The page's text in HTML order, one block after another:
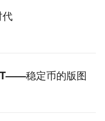
稳定币的版图